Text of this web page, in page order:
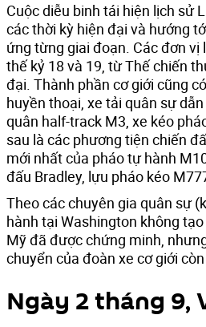
Cuộc diễu binh tái hiện lịch sử
các thời kỳ hiện đại và hướng
ứng từng giai đoạn. Các đơn
thế kỷ 18 và 19, từ Thế chiến
đại. Thành phần cơ giới cũng
huyền thoại, xe tải quân sự
quân half-track M3, xe kéo
sau là các phương tiện chiến
mới nhất của pháo tự hành
đấu Bradley, lựu pháo kéo
Theo các chuyên gia quân sự
hành tại Washington không
Mỹ đã được chứng minh,
chuyển của đoàn xe cơ giới
Ngày 2 tháng 9,